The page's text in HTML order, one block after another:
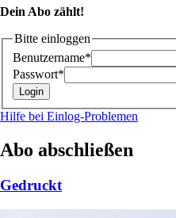
Dein Abo zählt!
Bitte einloggen
Benutzername*
Passwort*
Hilfe bei Einlog-Problemen
Abo abschließen
Gedruckt